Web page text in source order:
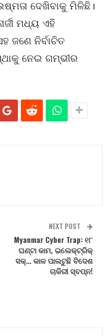
ଦେଖିବାକୁ ମିଳିଛି।
ମଧ୍ୟ ଏହି
ଜଣେ ନିର୍ବାଚିତ
ନେଇ ଗମ୍ଭୀର
NEXT POST
Myanmar Cyber Trap: ୧୮
ଘଣ୍ଟା କାମ, ଇଲେକ୍ଟ୍ରିକ୍
ସକ୍… କାଳ ପାଲଟୁଛି ବିଦେଶ
ଚାକିରୀ ସ୍ବପ୍ନ!